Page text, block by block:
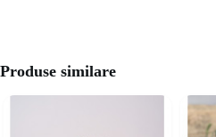
Produse similare